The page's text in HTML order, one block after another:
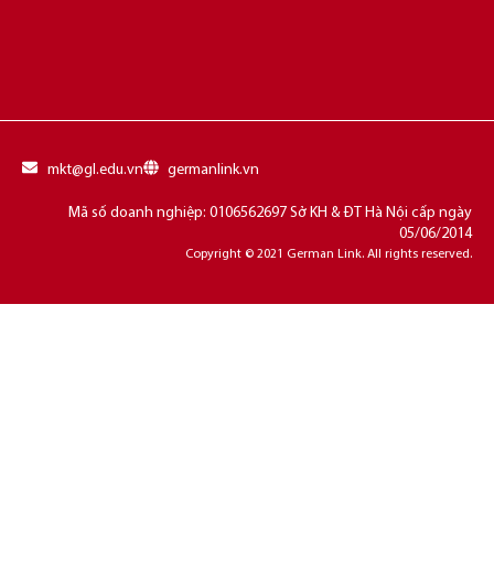
mkt@gl.edu.vn germanlink.vn
Mã số doanh nghiệp: 0106562697 Sở KH & ĐT Hà Nội cấp ngày
05/06/2014
Copyright © 2021 German Link. All rights reserved.